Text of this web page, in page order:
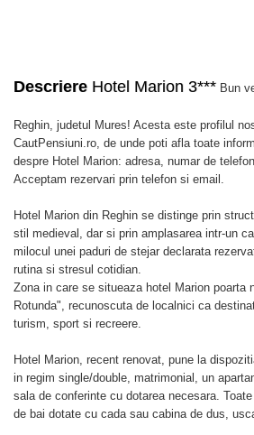
Descriere Hotel Marion 3*** Bun
Reghin, judetul Mures! Acesta este profilul
CautPensiuni.ro, de unde poti afla toate
despre Hotel Marion: adresa, numar de
Acceptam rezervari prin telefon si email.
Hotel Marion din Reghin se distinge prin
stil medieval, dar si prin amplasarea intr-un
milocul unei paduri de stejar declarata
rutina si stresul cotidian.
Zona in care se situeaza hotel Marion poarta
Rotunda", recunoscuta de localnici ca
turism, sport si recreere.
Hotel Marion, recent renovat, pune la
in regim single/double, matrimonial, un
sala de conferinte cu dotarea necesara.
de bai dotate cu cada sau cabina de dus,